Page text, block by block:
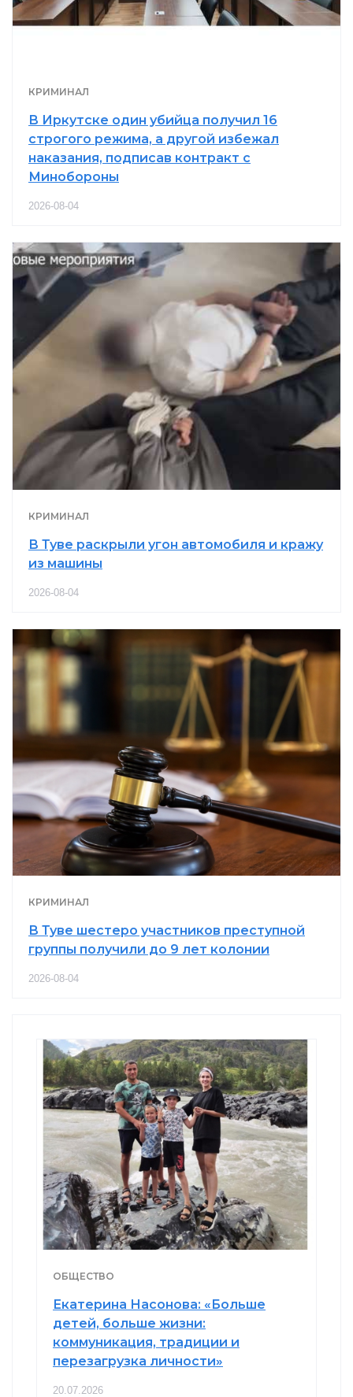
КРИМИНАЛ
В Иркутске один убийца получил 16
строгого режима, а другой избежал
наказания, подписав контракт с
Минобороны
2026-08-04
КРИМИНАЛ
В Туве раскрыли угон автомобиля и кражу
из машины
2026-08-04
КРИМИНАЛ
В Туве шестеро участников преступной
группы получили до 9 лет колонии
2026-08-04
ОБЩЕСТВО
Екатерина Насонова: «Больше
детей, больше жизни:
коммуникация, традиции и
перезагрузка личности»
20.07.2026